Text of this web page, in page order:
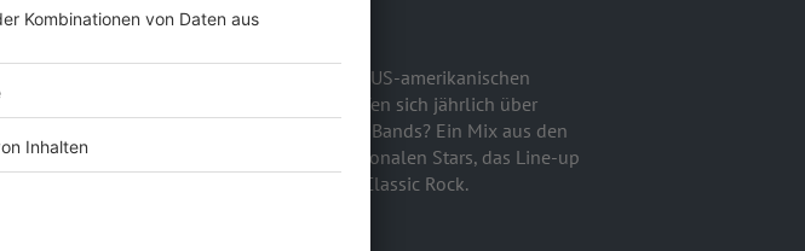
Welcome to Rockville (USA)
Welcome to Rockville ist das Flaggschiff der US-amerikanischen
Rockfestivals. In Daytona Beach, Florida, treffen sich jährlich über
160.000 Fans zum kollektiven Abrocken. Die Bands? Ein Mix aus den
größten internationalen Headlinern und nationalen Stars, das Line-up
gibt ordentlich Vollgas – von Metalcore bis Classic Rock.